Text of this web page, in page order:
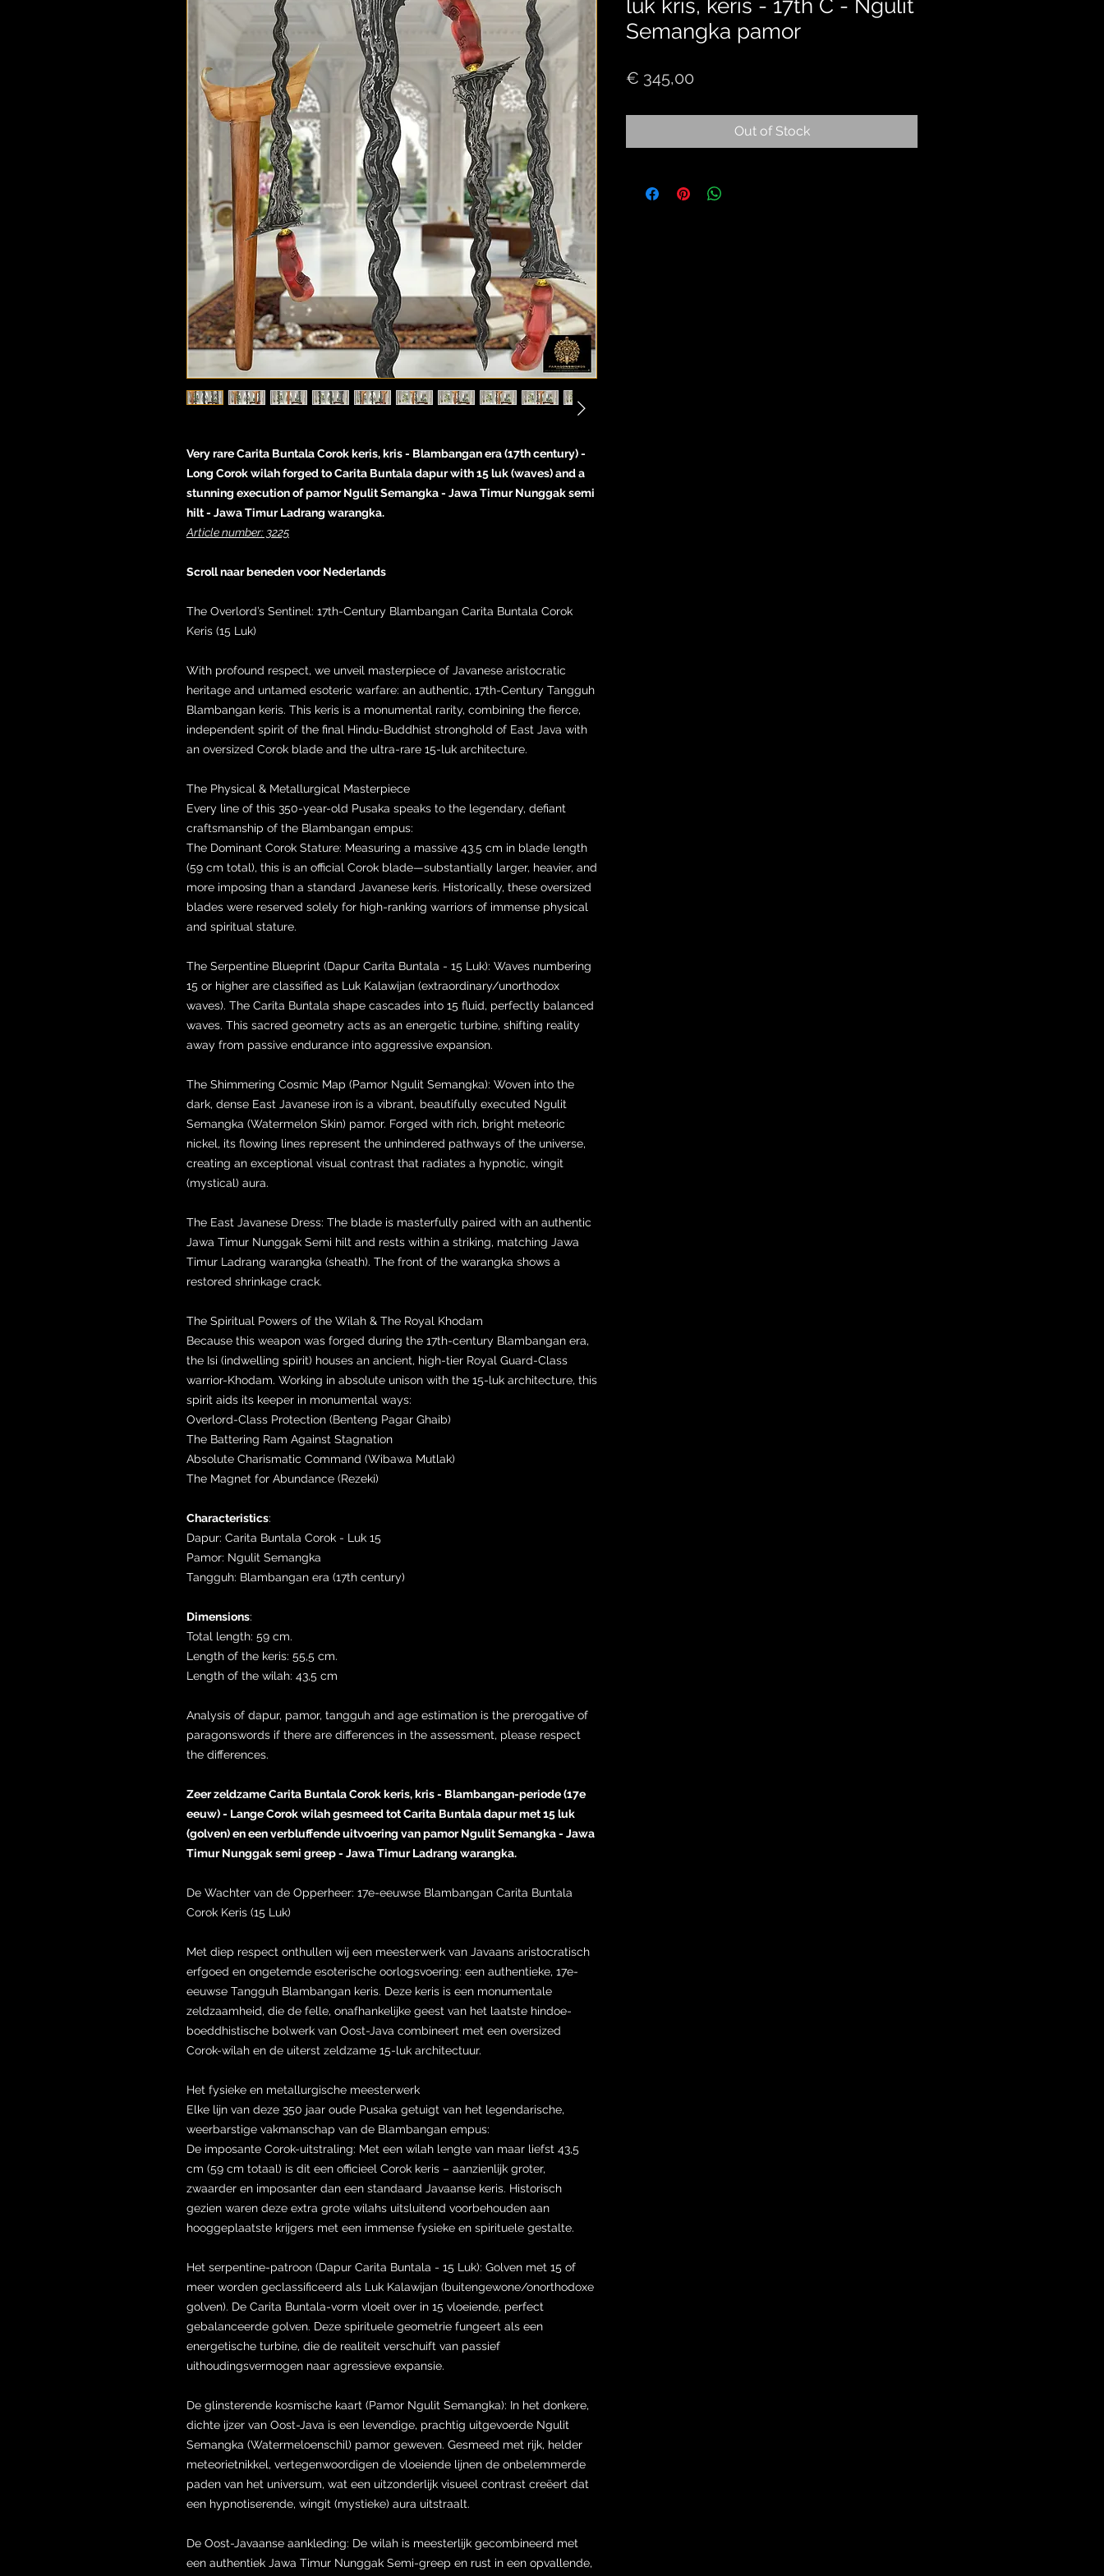
Very rare Carita Buntala Corok keris, kris - Blambangan era (17th century) -
Long Corok wilah forged to Carita Buntala dapur with 15 luk (waves) and a
stunning execution of pamor Ngulit Semangka - Jawa Timur Nunggak semi
hilt - Jawa Timur Ladrang warangka.
Article number: 3225
Scroll naar beneden voor Nederlands
The Overlord’s Sentinel: 17th-Century Blambangan Carita Buntala Corok
Keris (15 Luk)
With profound respect, we unveil masterpiece of Javanese aristocratic
heritage and untamed esoteric warfare: an authentic, 17th-Century Tangguh
Blambangan keris. This keris is a monumental rarity, combining the fierce,
independent spirit of the final Hindu-Buddhist stronghold of East Java with
an oversized Corok blade and the ultra-rare 15-luk architecture.
The Physical & Metallurgical Masterpiece
Every line of this 350-year-old Pusaka speaks to the legendary, defiant
craftsmanship of the Blambangan empus:
The Dominant Corok Stature: Measuring a massive 43.5 cm in blade length
(59 cm total), this is an official Corok blade—substantially larger, heavier, and
more imposing than a standard Javanese keris. Historically, these oversized
blades were reserved solely for high-ranking warriors of immense physical
and spiritual stature.
The Serpentine Blueprint (Dapur Carita Buntala - 15 Luk): Waves numbering
15 or higher are classified as Luk Kalawijan (extraordinary/unorthodox
waves). The Carita Buntala shape cascades into 15 fluid, perfectly balanced
waves. This sacred geometry acts as an energetic turbine, shifting reality
away from passive endurance into aggressive expansion.
The Shimmering Cosmic Map (Pamor Ngulit Semangka): Woven into the
dark, dense East Javanese iron is a vibrant, beautifully executed Ngulit
Semangka (Watermelon Skin) pamor. Forged with rich, bright meteoric
nickel, its flowing lines represent the unhindered pathways of the universe,
creating an exceptional visual contrast that radiates a hypnotic, wingit
(mystical) aura.
The East Javanese Dress: The blade is masterfully paired with an authentic
Jawa Timur Nunggak Semi hilt and rests within a striking, matching Jawa
Timur Ladrang warangka (sheath). The front of the warangka shows a
restored shrinkage crack.
The Spiritual Powers of the Wilah & The Royal Khodam
Because this weapon was forged during the 17th-century Blambangan era,
the Isi (indwelling spirit) houses an ancient, high-tier Royal Guard-Class
warrior-Khodam. Working in absolute unison with the 15-luk architecture, this
spirit aids its keeper in monumental ways:
Overlord-Class Protection (Benteng Pagar Ghaib)
The Battering Ram Against Stagnation
Absolute Charismatic Command (Wibawa Mutlak)
The Magnet for Abundance (Rezeki)
Characteristics:
Dapur: Carita Buntala Corok - Luk 15
Pamor: Ngulit Semangka
Tangguh: Blambangan era (17th century)
Dimensions:
Total length: 59 cm.
Length of the keris: 55,5 cm.
Length of the wilah: 43,5 cm
Analysis of dapur, pamor, tangguh and age estimation is the prerogative of
paragonswords if there are differences in the assessment, please respect
the differences.
Zeer zeldzame Carita Buntala Corok keris, kris - Blambangan-periode (17e
eeuw) - Lange Corok wilah gesmeed tot Carita Buntala dapur met 15 luk
(golven) en een verbluffende uitvoering van pamor Ngulit Semangka - Jawa
Timur Nunggak semi greep - Jawa Timur Ladrang warangka.
De Wachter van de Opperheer: 17e-eeuwse Blambangan Carita Buntala
Corok Keris (15 Luk)
Met diep respect onthullen wij een meesterwerk van Javaans aristocratisch
erfgoed en ongetemde esoterische oorlogsvoering: een authentieke, 17e-
eeuwse Tangguh Blambangan keris. Deze keris is een monumentale
zeldzaamheid, die de felle, onafhankelijke geest van het laatste hindoe-
boeddhistische bolwerk van Oost-Java combineert met een oversized
Corok-wilah en de uiterst zeldzame 15-luk architectuur.
Het fysieke en metallurgische meesterwerk
Elke lijn van deze 350 jaar oude Pusaka getuigt van het legendarische,
weerbarstige vakmanschap van de Blambangan empus:
De imposante Corok-uitstraling: Met een wilah lengte van maar liefst 43,5
cm (59 cm totaal) is dit een officieel Corok keris – aanzienlijk groter,
zwaarder en imposanter dan een standaard Javaanse keris. Historisch
gezien waren deze extra grote wilahs uitsluitend voorbehouden aan
hooggeplaatste krijgers met een immense fysieke en spirituele gestalte.
Het serpentine-patroon (Dapur Carita Buntala - 15 Luk): Golven met 15 of
meer worden geclassificeerd als Luk Kalawijan (buitengewone/onorthodoxe
golven). De Carita Buntala-vorm vloeit over in 15 vloeiende, perfect
gebalanceerde golven. Deze spirituele geometrie fungeert als een
energetische turbine, die de realiteit verschuift van passief
uithoudingsvermogen naar agressieve expansie.
De glinsterende kosmische kaart (Pamor Ngulit Semangka): In het donkere,
dichte ijzer van Oost-Java is een levendige, prachtig uitgevoerde Ngulit
Semangka (Watermeloenschil) pamor geweven. Gesmeed met rijk, helder
meteorietnikkel, vertegenwoordigen de vloeiende lijnen de onbelemmerde
paden van het universum, wat een uitzonderlijk visueel contrast creëert dat
een hypnotiserende, wingit (mystieke) aura uitstraalt.
De Oost-Javaanse aankleding: De wilah is meesterlijk gecombineerd met
een authentiek Jawa Timur Nunggak Semi-greep en rust in een opvallende,
luk kris, keris - 17th C - Ngulit
Semangka pamor
€ 345,00
Out of Stock